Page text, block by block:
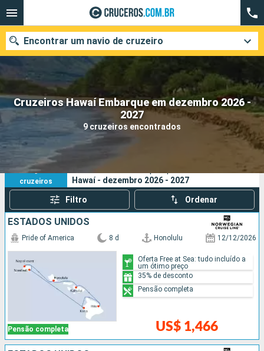
Cruzeiros Hawaí Embarque em dezembro 2026 -
2027
9 cruzeiros encontrados
Encontrar um navio de cruzeiro
Quando ir?
Data de partida
Cidades
Pesquisar
9
cruzeiros
Hawaí - dezembro 2026 - 2027
Filtro Ordenar
ESTADOS UNIDOS
Pensão completa
Pride of America 8 d Honolulu 12/12/2026
US$ 1,466
Oferta Free at Sea: tudo incluído a
um ótimo preço
35% de desconto
Pensão completa